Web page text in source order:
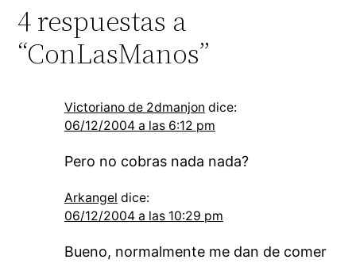
4 respuestas a
“ConLasManos”
Victoriano de 2dmanjon dice:
06/12/2004 a las 6:12 pm
Pero no cobras nada nada?
Arkangel dice:
06/12/2004 a las 10:29 pm
Bueno, normalmente me dan de comer